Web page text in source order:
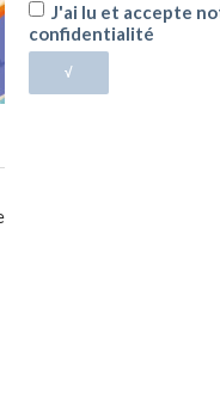
J'ai lu et accepte
confidentialité
√